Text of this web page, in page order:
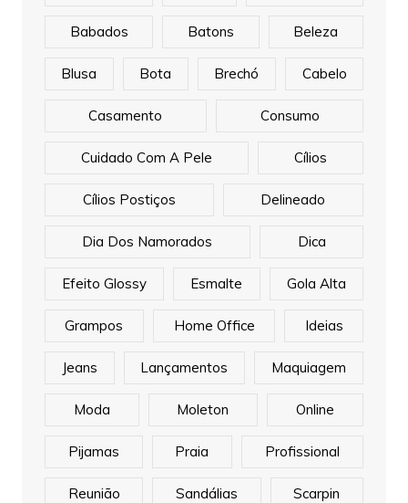
Babados Batons Beleza
Blusa Bota Brechó Cabelo
Casamento Consumo
Cuidado Com A Pele Cílios
Cílios Postiços Delineado
Dia Dos Namorados Dica
Efeito Glossy Esmalte Gola Alta
Grampos Home Office Ideias
Jeans Lançamentos Maquiagem
Moda Moleton Online
Pijamas Praia Profissional
Reunião Sandálias Scarpin